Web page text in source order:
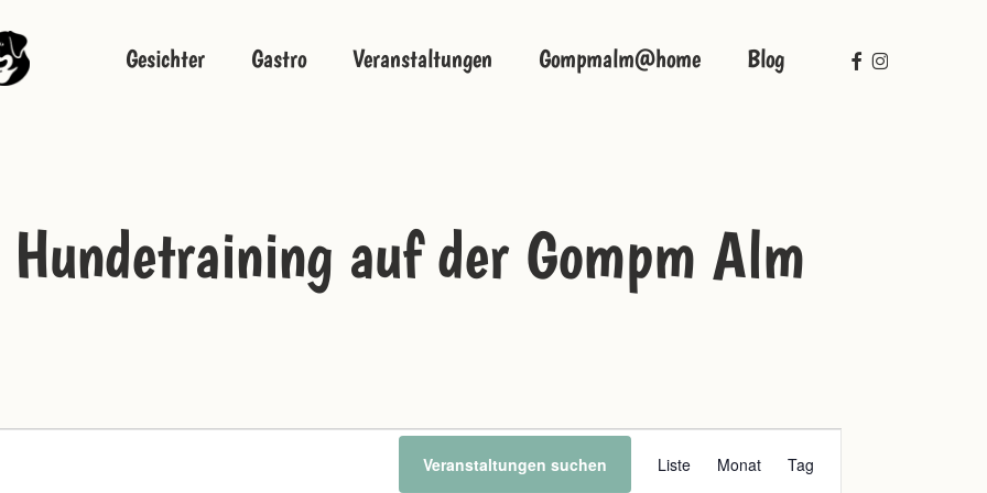
Gesichter Gastro Veranstaltungen Gompmalm@home Blog facebook
instagram
auf der Gompm Alm
Veranstaltungen suchen
Ansichten-
Liste Monat Tag